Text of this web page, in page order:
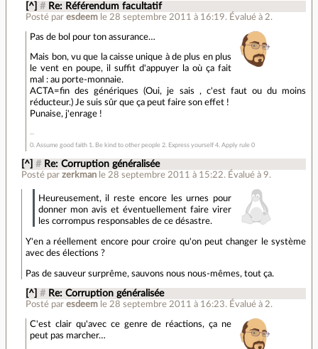
[^] # Re: Référendum facultatif
Posté paresdeem le 28 septembre 2011 à 16:19. Évalué à 2.
Pas de bol pour ton assurance…
Mais bon, vu que la caisse unique à de plus en plus
le vent en poupe, il suffit d'appuyer la où ça fait
mal : au porte-monnaie.
ACTA=fin des génériques (Oui, je sais , c'est faut ou du moins
réducteur.) Je suis sûr que ça peut faire son effet !
Punaise, j'enrage !
0. Assume good faith 1. Be kind to other people 2. Express yourself 4. Apply rule 0
[^] # Re: Corruption généralisée
Posté par zerkman le 28 septembre 2011 à 15:22. Évalué à 9.
Heureusement, il reste encore les urnes pour
donner mon avis et éventuellement faire virer
les corrompus responsables de ce désastre.
Y'en a réellement encore pour croire qu'on peut changer le système
avec des élections ?
Pas de sauveur surprême, sauvons nous nous-mêmes, tout ça.
[^] # Re: Corruption généralisée
Posté paresdeem le 28 septembre 2011 à 16:23. Évalué à 2.
C'est clair qu'avec ce genre de réactions, ça ne
peut pas marcher…